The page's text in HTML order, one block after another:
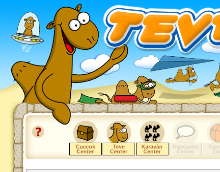
Cuccok
Center
Teve
Center
Karaván
Center
Kapcsolat
Center